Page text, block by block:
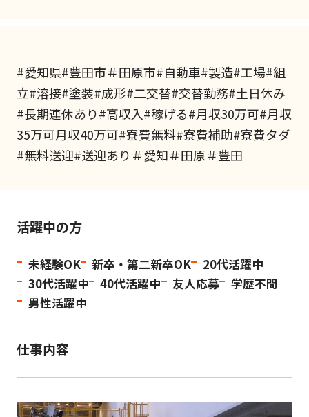
#愛知県#豊田市＃田原市#自動車#製造#工場#組
立#溶接#塗装#成形#二交替#交替勤務#土日休み
#長期連休あり#高収入#稼げる#月収30万可#月収
35万可月収40万可#寮費無料#寮費補助#寮費タダ
#無料送迎#送迎あり＃愛知＃田原＃豊田
活躍中の方
未経験OK 新卒・第二新卒OK
20代活躍中
30代活躍中
40代活躍中 友人応募
学歴不問
男性活躍中
仕事内容